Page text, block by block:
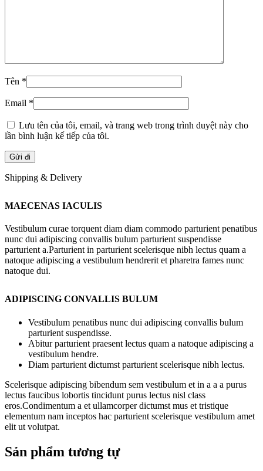
Tên *
Email *
Lưu tên của tôi, email, và trang web trong trình duyệt này cho
lần bình luận kế tiếp của tôi.
Shipping & Delivery
MAECENAS IACULIS
Vestibulum curae torquent diam diam commodo parturient penatibus
nunc dui adipiscing convallis bulum parturient suspendisse
parturient a.Parturient in parturient scelerisque nibh lectus quam a
natoque adipiscing a vestibulum hendrerit et pharetra fames nunc
natoque dui.
ADIPISCING CONVALLIS BULUM
Vestibulum penatibus nunc dui adipiscing convallis bulum
parturient suspendisse.
Abitur parturient praesent lectus quam a natoque adipiscing a
vestibulum hendre.
Diam parturient dictumst parturient scelerisque nibh lectus.
Scelerisque adipiscing bibendum sem vestibulum et in a a a purus
lectus faucibus lobortis tincidunt purus lectus nisl class
eros.Condimentum a et ullamcorper dictumst mus et tristique
elementum nam inceptos hac parturient scelerisque vestibulum amet
elit ut volutpat.
Sản phẩm tương tự